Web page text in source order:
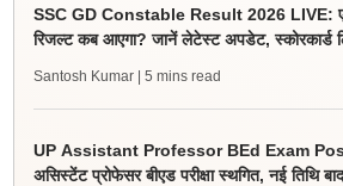
SSC GD Constable Result 2026 LIVE:
रिजल्ट कब आएगा? जानें लेटेस्ट अपडेट, स्कोरकार्ड
Santosh Kumar | 5 mins read
UP Assistant Professor BEd Exam
असिस्टेंट प्रोफेसर बीएड परीक्षा स्थगित, नई तिथि